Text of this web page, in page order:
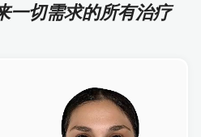
一切需求的所有治疗